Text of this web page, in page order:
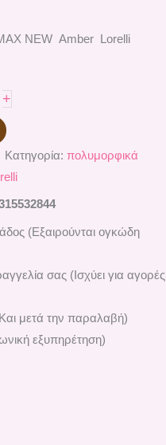
NEW Αmber Lorelli
+
Κατηγορία: πολυμορφικά
(Εξαιρούνται ογκώδη
σας (Ισχύει για αγορές
μετά την παραλαβή)
εξυπηρέτηση)